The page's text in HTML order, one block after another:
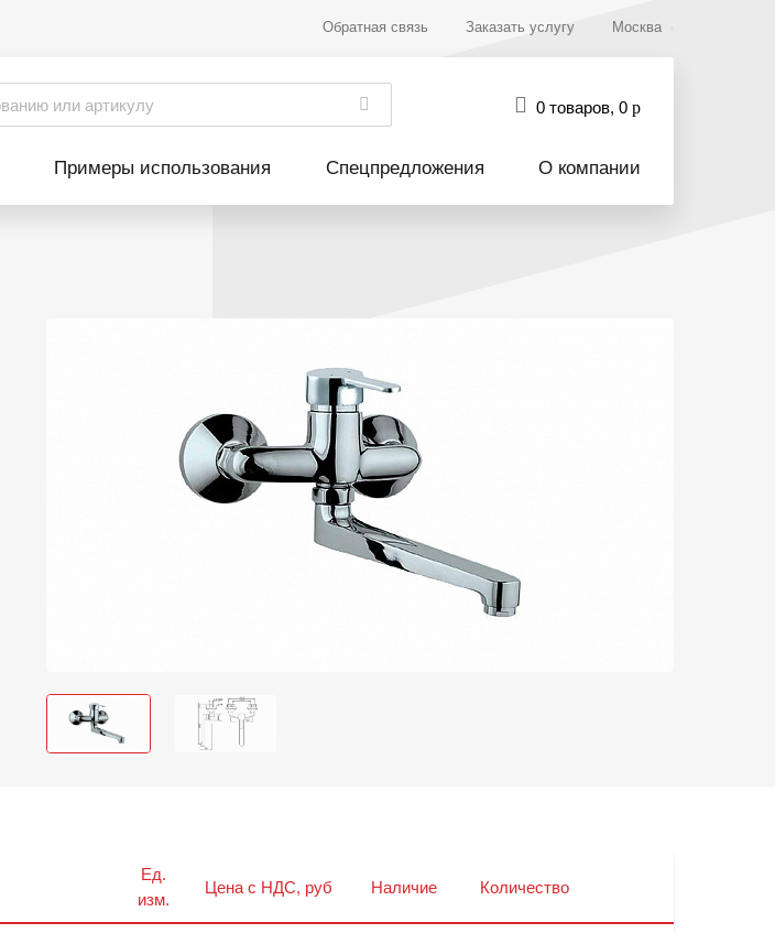
Обратная связь Заказать услугу Москва
0 товаров, 0 р
Примеры использования Спецпредложения О компании
Ед.
изм.
Цена с НДС, руб Наличие Количество